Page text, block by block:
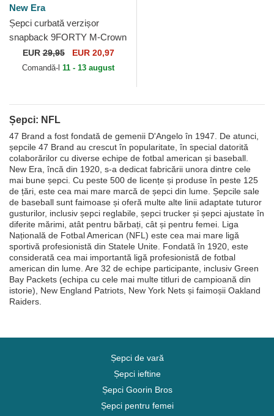
New Era
Șepci curbată verzișor
snapback 9FORTY M-Crown
Team de New York Jets NFL
de New Era
EUR29,95 EUR 20,97
Comandă-l 11 - 13 august
Șepci: NFL
47 Brand a fost fondată de gemenii D'Angelo în 1947. De atunci,
șepcile 47 Brand au crescut în popularitate, în special datorită
colaborărilor cu diverse echipe de fotbal american și baseball.
New Era, încă din 1920, s-a dedicat fabricării unora dintre cele
mai bune șepci. Cu peste 500 de licențe și produse în peste 125
de țări, este cea mai mare marcă de șepci din lume. Șepcile sale
de baseball sunt faimoase și oferă multe alte linii adaptate tuturor
gusturilor, inclusiv șepci reglabile, șepci trucker și șepci ajustate în
diferite mărimi, atât pentru bărbați, cât și pentru femei. Liga
Națională de Fotbal American (NFL) este cea mai mare ligă
sportivă profesionistă din Statele Unite. Fondată în 1920, este
considerată cea mai importantă ligă profesionistă de fotbal
american din lume. Are 32 de echipe participante, inclusiv Green
Bay Packets (echipa cu cele mai multe titluri de campioană din
istorie), New England Patriots, New York Nets și faimoșii Oakland
Raiders.
Șepci de vară
Șepci ieftine
Șepci Goorin Bros
Șepci pentru femei